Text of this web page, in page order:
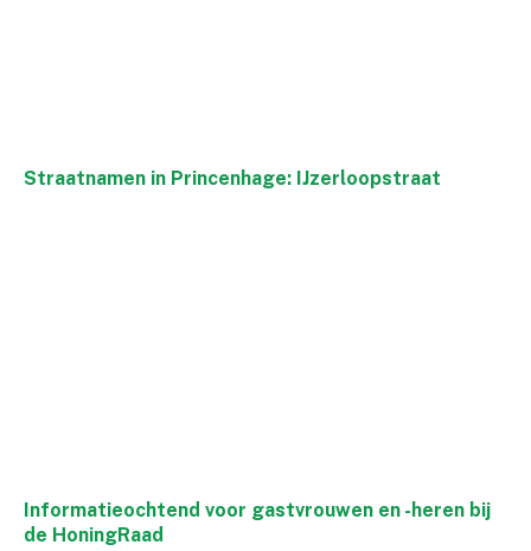
Straatnamen in Princenhage: IJzerloopstraat
Informatieochtend voor gastvrouwen en -heren bij
de HoningRaad